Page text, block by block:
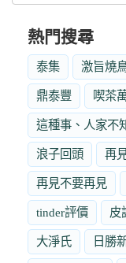
熱門搜尋
泰集 激旨燒
鼎泰豐 喫茶
這種事、人家不
浪子回頭 再
再見不要再見
tinder評價 皮
大淨氏 日勝